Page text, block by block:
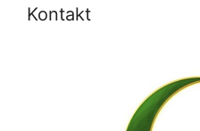
Kontakt